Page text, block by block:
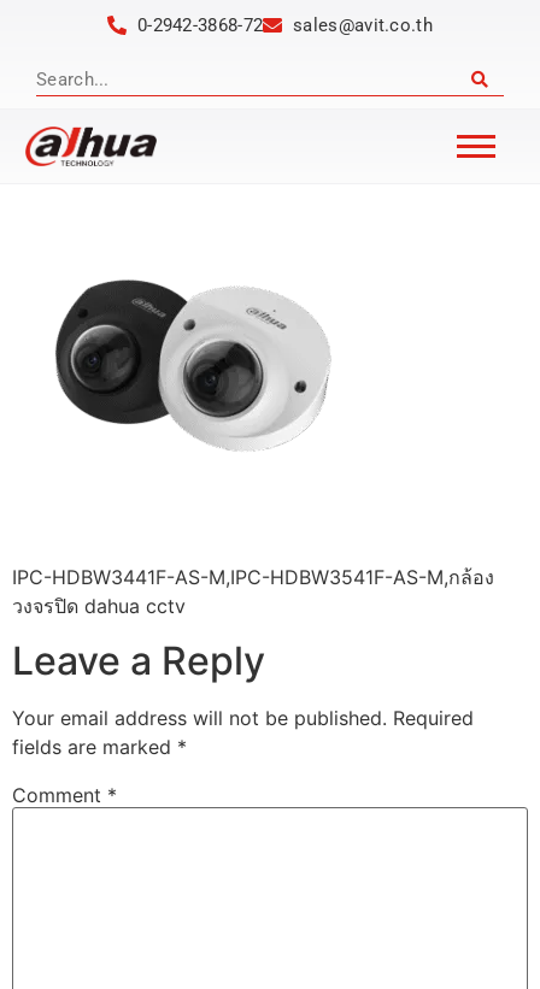
0-2942-3868-72 sales@avit.co.th
IPC-HDBW3441F-AS-M,IPC-HDBW3541F-AS-M,กล้อง
วงจรปิด dahua cctv
Leave a Reply
Your email address will not be published. Required
fields are marked *
Comment *